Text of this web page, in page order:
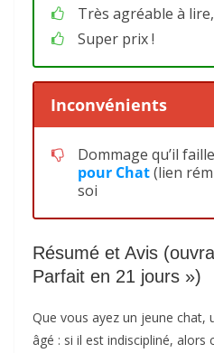
Très agréable à
Super prix !
Inconvénients
Dommage qu’il
pour Chat(lien
soi
Résumé et Avis
Parfait en 21 jours »)
Que vous ayez un jeune chat,
âgé : si il est indiscipliné,